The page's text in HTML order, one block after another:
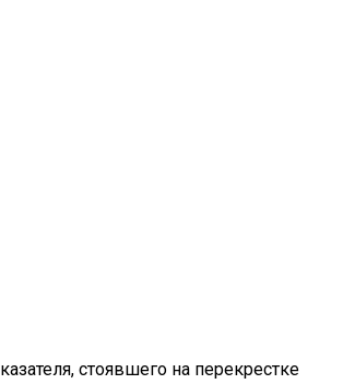
стоявшего на перекрестке